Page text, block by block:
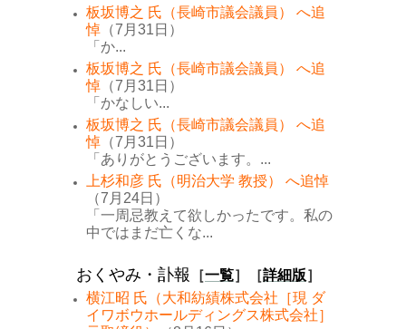
板坂博之 氏（長崎市議会議員） へ追
悼 （7月31日）
「か...
板坂博之 氏（長崎市議会議員） へ追
悼 （7月31日）
「かなしい...
板坂博之 氏（長崎市議会議員） へ追
悼 （7月31日）
「ありがとうございます。...
上杉和彦 氏（明治大学 教授） へ追悼
（7月24日）
「一周忌教えて欲しかったです。私の
中ではまだ亡くな...
おくやみ・訃報 ［一覧］［詳細版］
横江昭 氏（大和紡績株式会社［現 ダ
イワボウホールディングス株式会社］